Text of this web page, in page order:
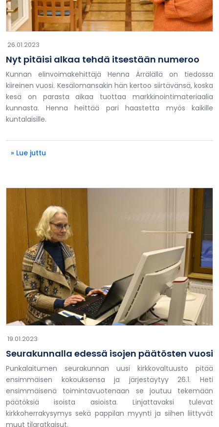
26.01.2023
Nyt pitäisi alkaa tehdä itsestään numeroo
Kunnan elinvoimakehittäjä Henna Ärrälällä on tiedossa
kiireinen vuosi. Kesälomansakin hän kertoo siirtävänsä, koska
kesä on parasta aikaa tuottaa markkinointimateriaalia
kunnasta. Henna heittää pari haastetta myös kaikille
kuntalaisille.
» Lue juttu
19.01.2023
Seurakunnalla edessä isojen päätösten vuosi
Punkalaitumen seurakunnan uusi kirkkovaltuusto pitää
ensimmäisen kokouksensa ja järjestäytyy 26.1. Heti
ensimmäisenä toimintavuotenaan se joutuu tekemään
päätöksiä isoista asioista. Linjattavaksi tulevat
kirkkoherrakysymys sekä pappilan myynti ja siihen liittyvät
muut tilaratkaisut.